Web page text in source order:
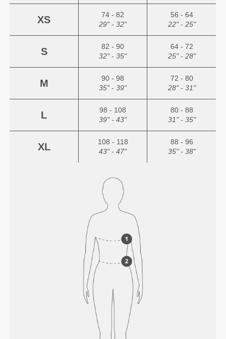
XS
74 - 82
29" - 32"
56 - 64
22" - 25"
S
82 - 90
32" - 35"
64 - 72
25" - 28"
M
90 - 98
35" - 39"
72 - 80
28" - 31"
L
98 - 108
39" - 43"
80 - 88
31" - 35"
XL
108 - 118
43" - 47"
88 - 96
35" - 38"